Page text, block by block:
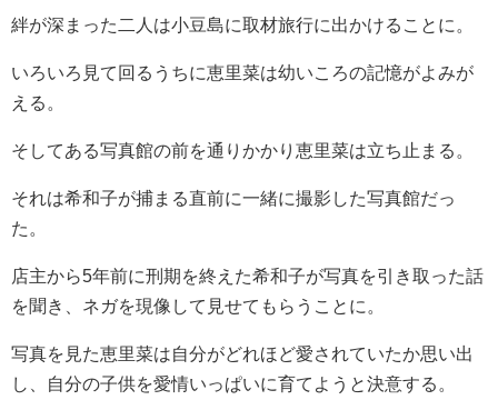
絆が深まった二人は小豆島に取材旅行に出かけることに。
いろいろ見て回るうちに恵里菜は幼いころの記憶がよみが
える。
そしてある写真館の前を通りかかり恵里菜は立ち止まる。
それは希和子が捕まる直前に一緒に撮影した写真館だっ
た。
店主から5年前に刑期を終えた希和子が写真を引き取った話
を聞き、ネガを現像して見せてもらうことに。
写真を見た恵里菜は自分がどれほど愛されていたか思い出
し、自分の子供を愛情いっぱいに育てようと決意する。